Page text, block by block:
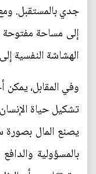
جدي بالمستقبل.
إلى مساحة مفتوحة
الهشاشة النفسية
وفي المقابل،
تشكيل حياة
يصنع المال بصورة
بالمسؤولية